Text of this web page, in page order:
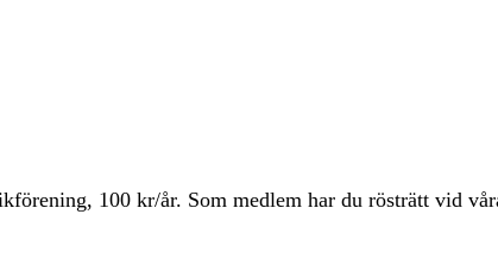
100 kr/år. Som medlem har du rösträtt vid